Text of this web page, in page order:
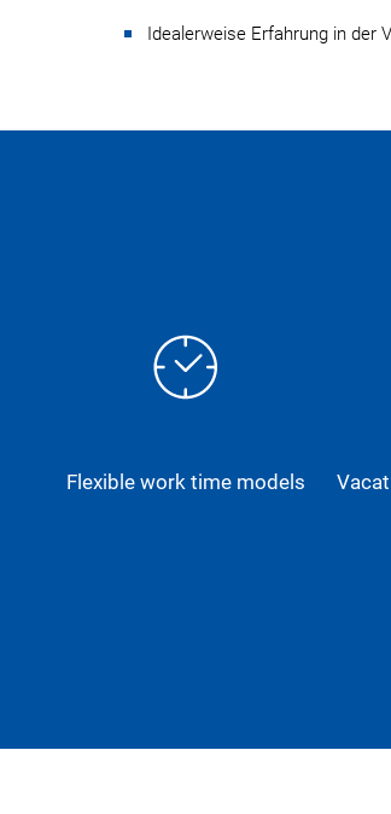
Idealerweise Erfahrung in der
Flexible work time models